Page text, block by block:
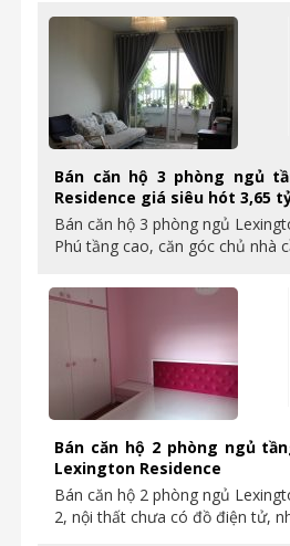
Bán căn hộ 3 phòng ngủ
Residence giá siêu hót 3,65
Bán căn hộ 3 phòng ngủ
Phú tầng cao, căn góc chủ nhà
Bán căn hộ 2 phòng ngủ
Lexington Residence
Bán căn hộ 2 phòng ngủ
2, nội thất chưa có đồ điện tử,